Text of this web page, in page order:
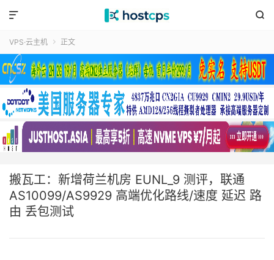


VPS·云主机  正文
搬瓦工：新增荷兰机房 EUNL_9 测评，联通
AS10099/AS9929 高端优化路线/速度 延迟 路
由 丢包测试